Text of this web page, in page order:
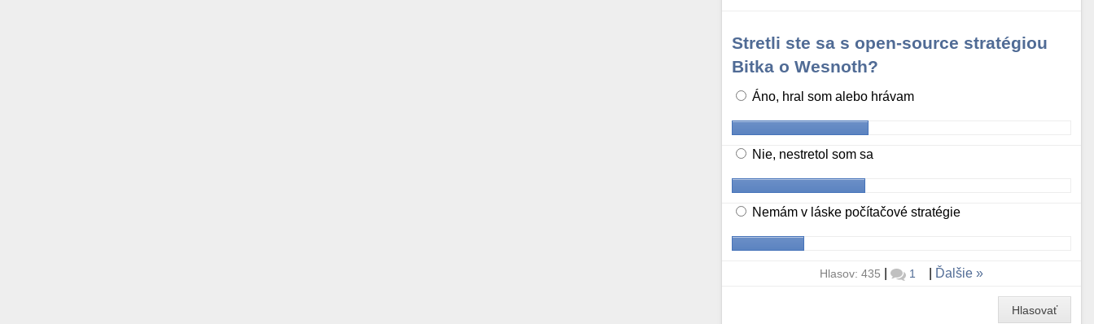
Stretli ste sa s open-source stratégiou
Bitka o Wesnoth?
Áno, hral som alebo hrávam
Nie, nestretol som sa
Nemám v láske počítačové stratégie
Hlasov: 435 | 1 Ďalšie
Hlasovať